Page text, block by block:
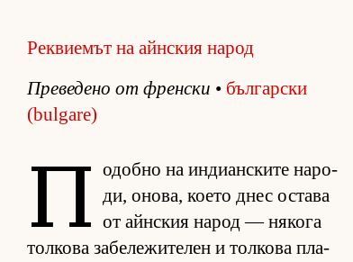
Реквиемът на айнския народ
Пре­ве­дено от френ­ски • бъл­гар­ски
(bulgare)
П о­добно на ин­ди­ан­с­ките на­ро­
ди, оно­ва, ко­ето днес ос­тава
от айн­с­кия на­род — ня­кога
тол­кова за­бе­ле­жи­те­лен и тол­кова пла­